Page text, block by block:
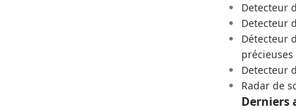
Detecteur
Detecteur
Détecteur
précieuses
Detecteur
Radar de
Derniers